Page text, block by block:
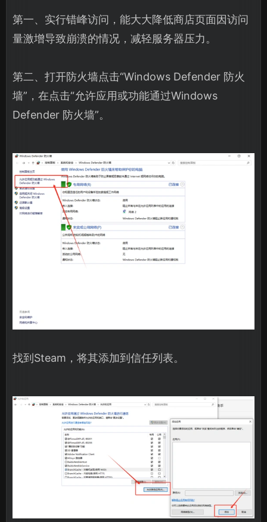
第一、实行错峰访问，能大大降低商店页面因访问
量激增导致崩溃的情况，减轻服务器压力。
第二、打开防火墙点击“Windows Defender 防火
墙”，在点击“允许应用或功能通过Windows
Defender 防火墙”。
找到Steam，将其添加到信任列表。